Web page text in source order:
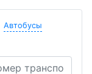
Автобусы